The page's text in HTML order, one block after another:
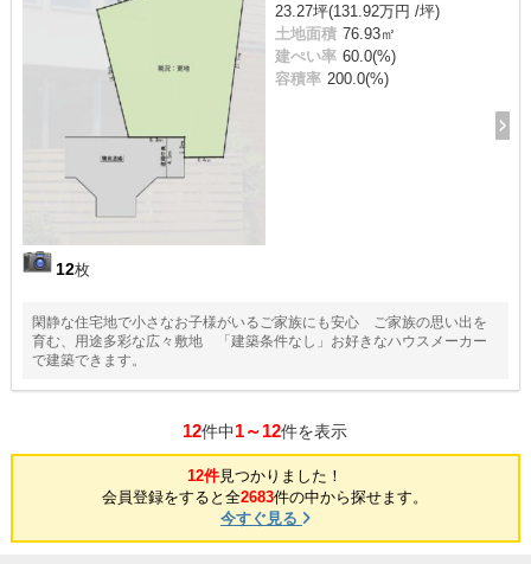
12枚
23.27坪(131.92万円 /坪)
土地面積 76.93㎡
建ぺい率 60.0(%)
容積率 200.0(%)
閑静な住宅地で小さなお子様がいるご家族にも安心 ご家族の思い出を
育む、用途多彩な広々敷地 「建築条件なし」お好きなハウスメーカー
で建築できます。
12件中1～12件を表示
12件見つかりました！
会員登録をすると全2683件の中から探せます。
今すぐ見る